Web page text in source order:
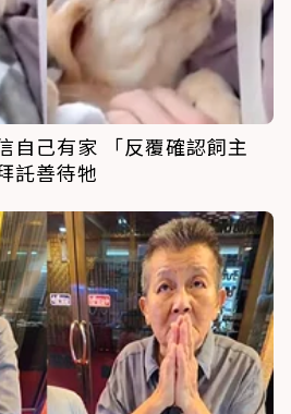
自己有家 「反覆確認飼主
託善待牠